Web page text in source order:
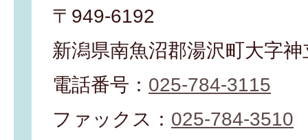
〒949-6192
新潟県南魚沼郡湯沢町大字
電話番号： 025-784-3115
ファックス： 025-784-3510